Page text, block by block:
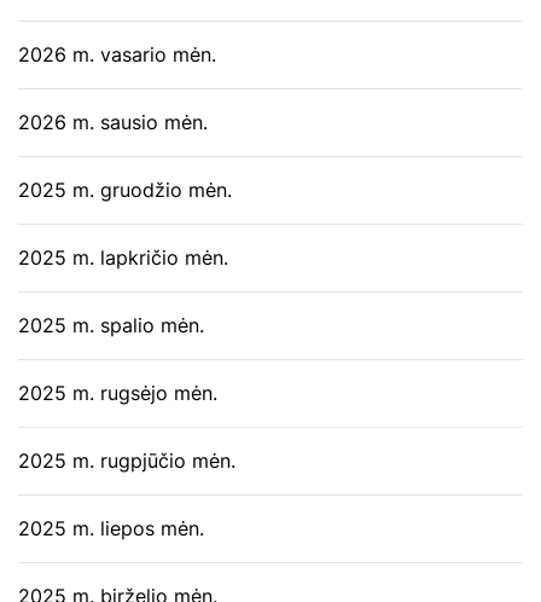
2026 m. vasario mėn.
2026 m. sausio mėn.
2025 m. gruodžio mėn.
2025 m. lapkričio mėn.
2025 m. spalio mėn.
2025 m. rugsėjo mėn.
2025 m. rugpjūčio mėn.
2025 m. liepos mėn.
2025 m. birželio mėn.